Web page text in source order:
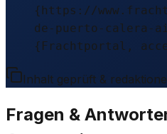
{https://
de-puerto-calera-
{Frachtportal,
Inhalt geprüft &
Fragen &